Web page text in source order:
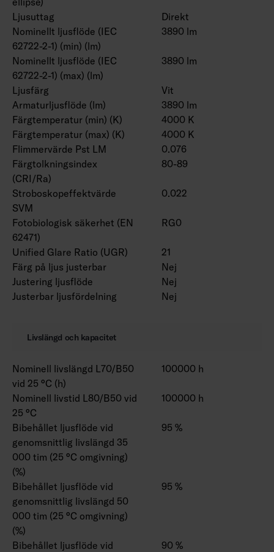
Ljusuttag
Direkt
Nominellt ljusflöde (IEC
62722-2-1) (min) (lm)
3890 lm
Nominellt ljusflöde (IEC
62722-2-1) (max) (lm)
3890 lm
Ljusfärg
Vit
Armaturljusflöde (lm)
3890 lm
Färgtemperatur (min) (K)
4000 K
Färgtemperatur (max) (K)
4000 K
Flimmervärde Pst LM
0.076
Färgtolkningsindex
(CRI/Ra)
80-89
Stroboskopeffektvärde
SVM
0.022
Fotobiologisk säkerhet (EN
62471)
RG0
Unified Glare Ratio (UGR)
21
Färg på ljus justerbar
Nej
Justering ljusflöde
Nej
Justerbar ljusfördelning
Nej
Livslängd och kapacitet
Nominell livslängd L70/B50
vid 25 °C (h)
100000 h
Nominell livstid L80/B50 vid
25 °C
100000 h
Bibehållet ljusflöde vid
genomsnittlig livslängd 35
000 tim (25 °C omgivning)
(%)
95 %
Bibehållet ljusflöde vid
genomsnittlig livslängd 50
000 tim (25 °C omgivning)
(%)
95 %
Bibehållet ljusflöde vid
90 %